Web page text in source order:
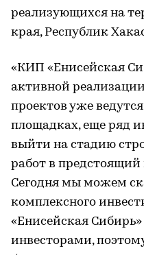
реализующихся на
края, Республик
«КИП «Енисейская
активной
проектов уже
площадках, еще ряд
выйти на стадию
работ в предстоящий
Сегодня мы можем
комплексного
«Енисейская
инвесторами,